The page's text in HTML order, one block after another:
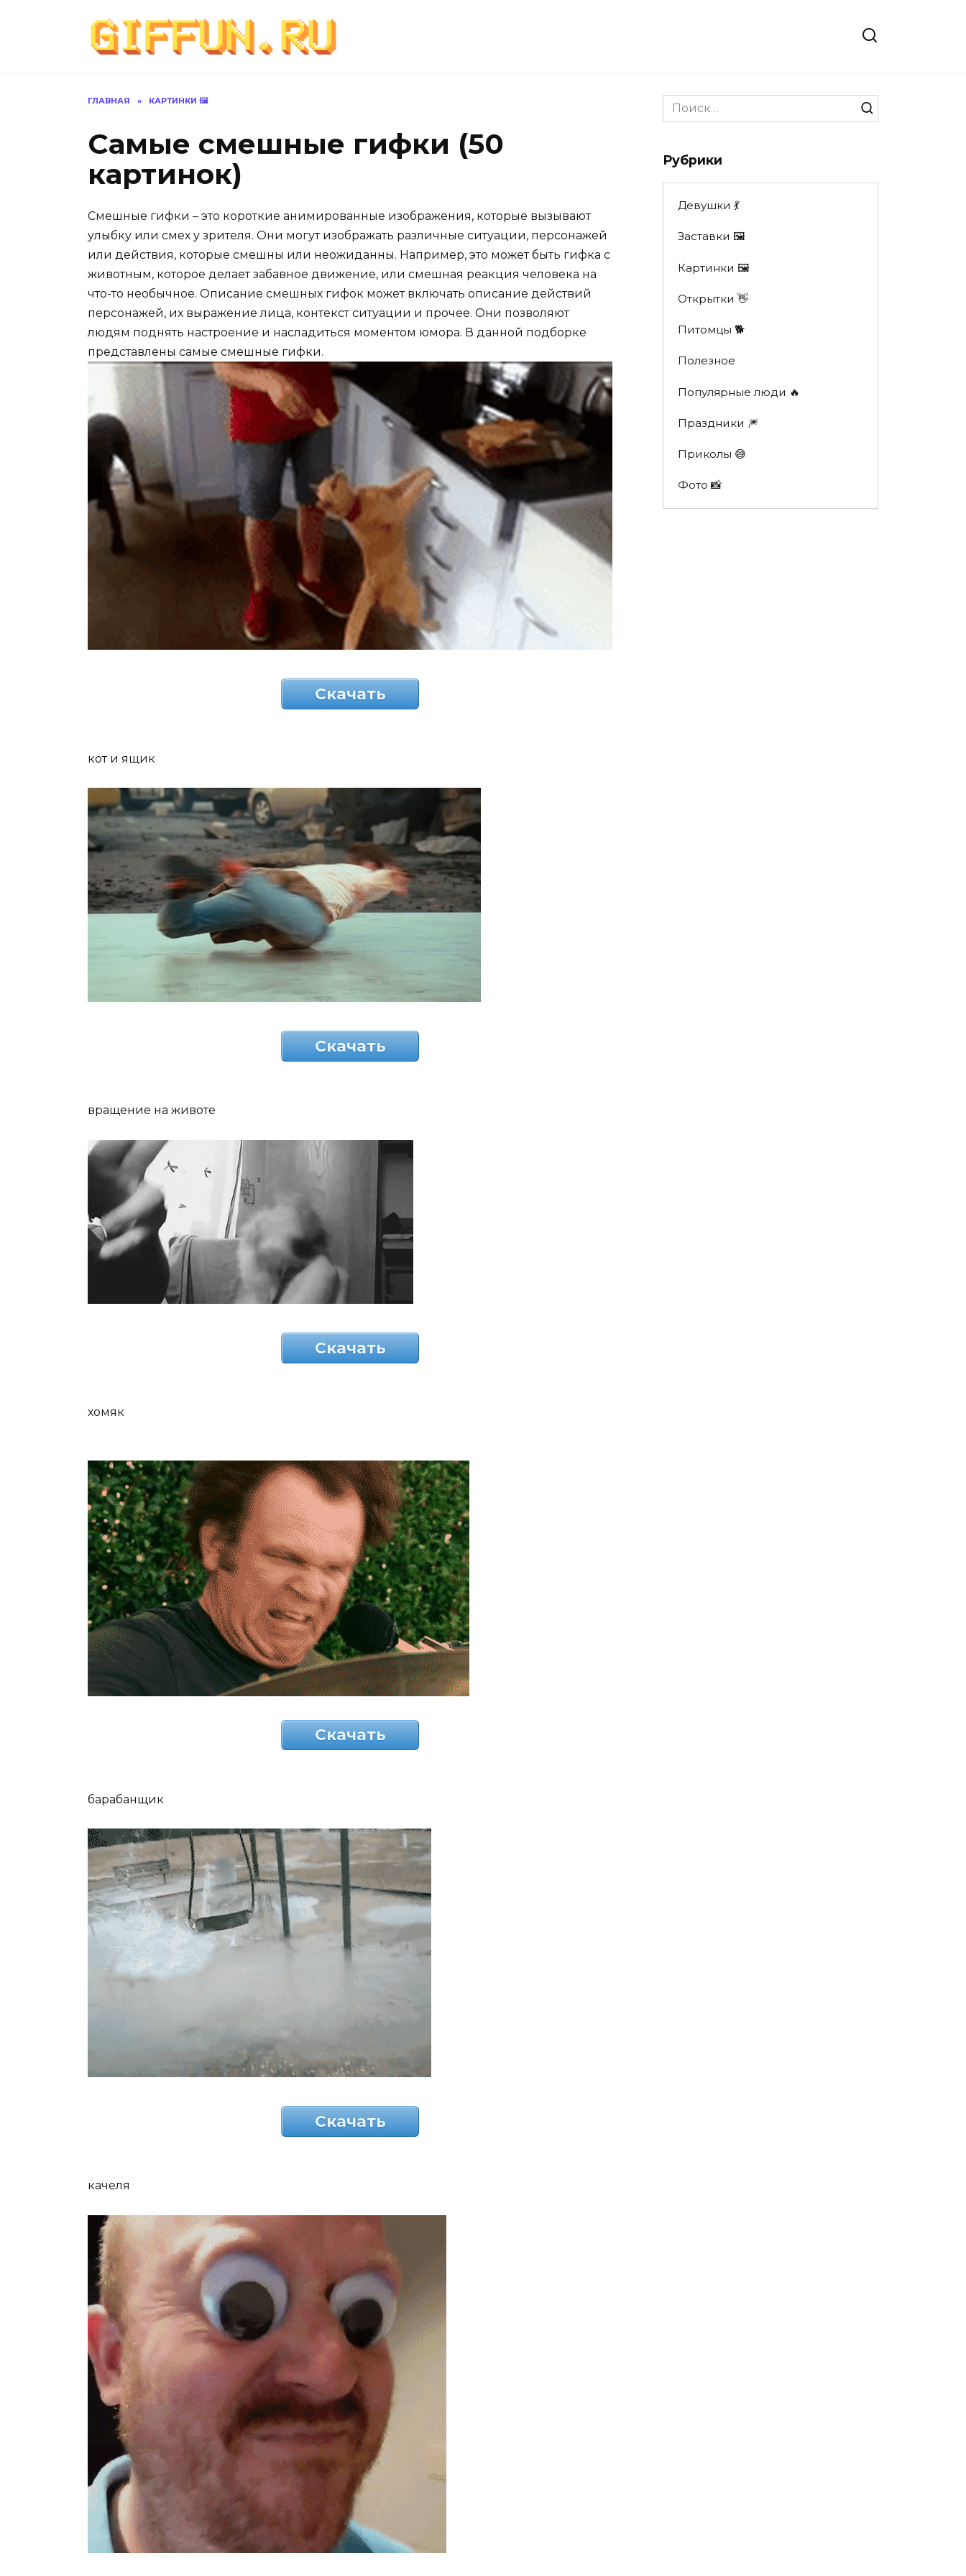
ГЛАВНАЯ » КАРТИНКИ 🖼
Самые смешные гифки (50
картинок)
Смешные гифки – это короткие анимированные изображения, которые вызывают
улыбку или смех у зрителя. Они могут изображать различные ситуации, персонажей
или действия, которые смешны или неожиданны. Например, это может быть гифка с
животным, которое делает забавное движение, или смешная реакция человека на
что-то необычное. Описание смешных гифок может включать описание действий
персонажей, их выражение лица, контекст ситуации и прочее. Они позволяют
людям поднять настроение и насладиться моментом юмора. В данной подборке
представлены самые смешные гифки.
Скачать
кот и ящик
Скачать
вращение на животе
Скачать
хомяк
Скачать
барабанщик
Скачать
качеля
Search
for:
Рубрики
Девушки 💃
Заставки 🖼
Картинки 🖼
Открытки 👋
Питомцы 🐕
Полезное
Популярные люди 🔥
Праздники 🎆
Приколы 😅
Фото 📸